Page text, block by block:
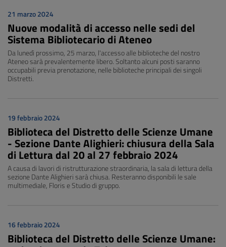
21 marzo 2024
Nuove modalità di accesso nelle sedi del
Sistema Bibliotecario di Ateneo
Da lunedì prossimo, 25 marzo, l'accesso alle biblioteche del nostro
Ateneo sarà prevalentemente libero. Soltanto alcuni posti saranno
occupabili previa prenotazione, nelle biblioteche principali dei singoli
Distretti.
19 febbraio 2024
Biblioteca del Distretto delle Scienze Umane
- Sezione Dante Alighieri: chiusura della Sala
di Lettura dal 20 al 27 febbraio 2024
A causa di lavori di ristrutturazione straordinaria, la sala di lettura della
sezione Dante Alighieri sarà chiusa. Resteranno disponibili le sale
multimediale, Floris e Studio di gruppo.
16 febbraio 2024
Biblioteca del Distretto delle Scienze Umane: